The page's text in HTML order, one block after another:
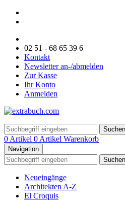
02 51 - 68 65 39 6
Kontakt
Newsletter an-/abmelden
Zur Kasse
Ihr Konto
Anmelden
Suchen
0 Artikel 0 Artikel Warenkorb
Navigation
Suchen
Neueingänge
Architekten A-Z
El Croquis